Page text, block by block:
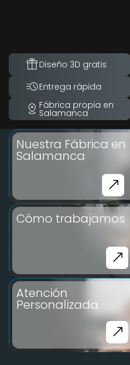
Diseño 3D gratis
Entrega rápida
Fábrica propia en
Salamanca
Nuestra Fábrica en
Salamanca
Cómo trabajamos
Atención
Personalizada